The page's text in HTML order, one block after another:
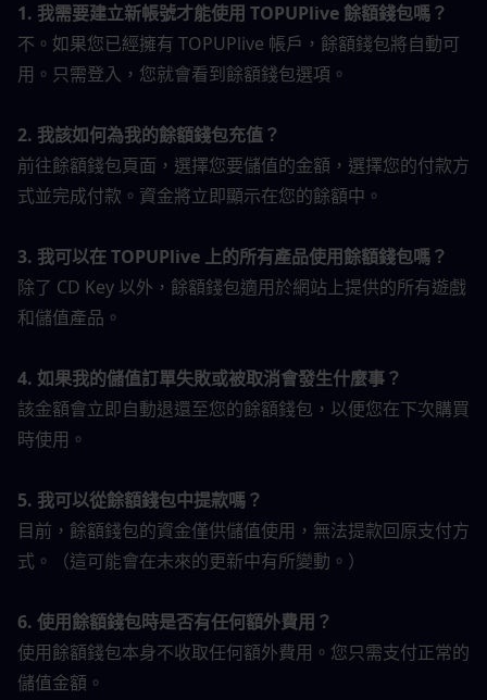
1. 我需要建立新帳號才能使用 TOPUPlive 餘額錢包嗎？
不。如果您已經擁有 TOPUPlive 帳戶，餘額錢包將自動可
用。只需登入，您就會看到餘額錢包選項。
2. 我該如何為我的餘額錢包充值？
前往餘額錢包頁面，選擇您要儲值的金額，選擇您的付款方
式並完成付款。資金將立即顯示在您的餘額中。
3. 我可以在 TOPUPlive 上的所有產品使用餘額錢包嗎？
除了 CD Key 以外，餘額錢包適用於網站上提供的所有遊戲
和儲值產品。
4. 如果我的儲值訂單失敗或被取消會發生什麼事？
該金額會立即自動退還至您的餘額錢包，以便您在下次購買
時使用。
5. 我可以從餘額錢包中提款嗎？
目前，餘額錢包的資金僅供儲值使用，無法提款回原支付方
式。（這可能會在未來的更新中有所變動。）
6. 使用餘額錢包時是否有任何額外費用？
使用餘額錢包本身不收取任何額外費用。您只需支付正常的
儲值金額。